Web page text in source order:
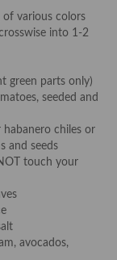
of various colors
into 1-2
green parts only)
seeded and
chiles or
and seeds
touch your
avocados,